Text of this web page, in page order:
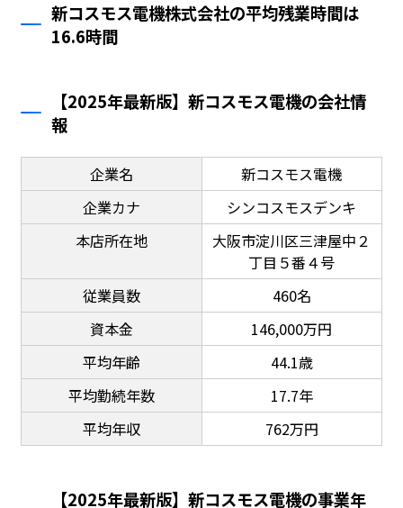
新コスモス電機株式会社の平均残業時間は
16.6時間
【2025年最新版】新コスモス電機の会社情
報
企業名
新コスモス電機
企業カナ
シンコスモスデンキ
本店所在地
大阪市淀川区三津屋中２
丁目５番４号
従業員数
460名
資本金
146,000万円
平均年齢
44.1歳
平均勤続年数
17.7年
平均年収
762万円
【2025年最新版】新コスモス電機の事業年